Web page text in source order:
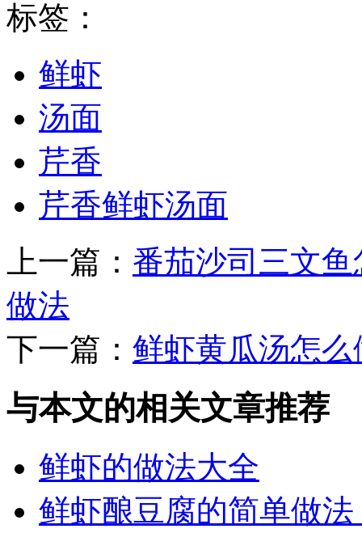
标签：
鲜虾
汤面
芹香
芹香鲜虾汤面
上一篇： 番茄沙司三文
做法
下一篇： 鲜虾黄瓜汤怎
与本文的相关文章推荐
鲜虾的做法大全
鲜虾酿豆腐的简单做